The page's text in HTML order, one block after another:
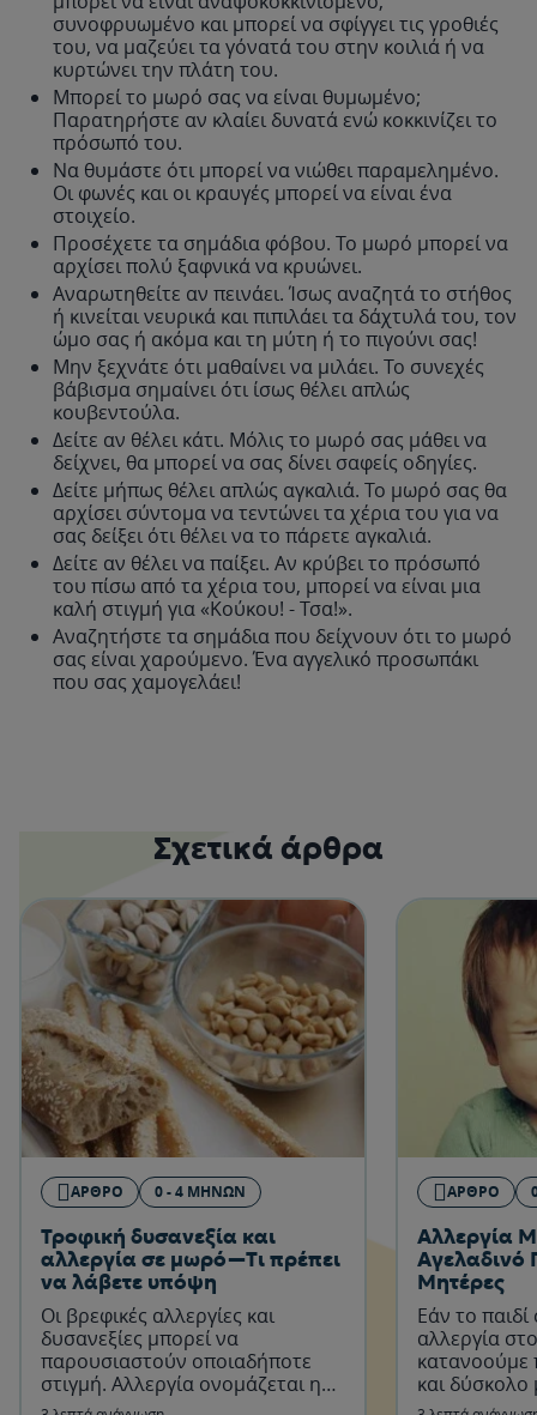
συνοφρυωμένο και μπορεί να σφίγγει τις γροθιές
του, να μαζεύει τα γόνατά του στην κοιλιά ή να
κυρτώνει την πλάτη του.
Μπορεί το μωρό σας να είναι θυμωμένο;
Παρατηρήστε αν κλαίει δυνατά ενώ κοκκινίζει το
πρόσωπό του.
Να θυμάστε ότι μπορεί να νιώθει παραμελημένο.
Οι φωνές και οι κραυγές μπορεί να είναι ένα
στοιχείο.
Προσέχετε τα σημάδια φόβου. Το μωρό μπορεί να
αρχίσει πολύ ξαφνικά να κρυώνει.
Αναρωτηθείτε αν πεινάει. Ίσως αναζητά το στήθος
ή κινείται νευρικά και πιπιλάει τα δάχτυλά του, τον
ώμο σας ή ακόμα και τη μύτη ή το πιγούνι σας!
Μην ξεχνάτε ότι μαθαίνει να μιλάει. Το συνεχές
βάβισμα σημαίνει ότι ίσως θέλει απλώς
κουβεντούλα.
Δείτε αν θέλει κάτι. Μόλις το μωρό σας μάθει να
δείχνει, θα μπορεί να σας δίνει σαφείς οδηγίες.
Δείτε μήπως θέλει απλώς αγκαλιά. Το μωρό σας θα
αρχίσει σύντομα να τεντώνει τα χέρια του για να
σας δείξει ότι θέλει να το πάρετε αγκαλιά.
Δείτε αν θέλει να παίξει. Αν κρύβει το πρόσωπό
του πίσω από τα χέρια του, μπορεί να είναι μια
καλή στιγμή για «Κούκου! - Τσα!».
Αναζητήστε τα σημάδια που δείχνουν ότι το μωρό
σας είναι χαρούμενο. Ένα αγγελικό προσωπάκι
που σας χαμογελάει!
Σχετικά άρθρα
ΆΡΘΡΟ 0 - 4 ΜΗΝΏΝ
Τροφική δυσανεξία και
αλλεργία σε μωρό—Τι πρέπει
να λάβετε υπόψη
Οι βρεφικές αλλεργίες και
δυσανεξίες μπορεί να
παρουσιαστούν οποιαδήποτε
στιγμή. Αλλεργία ονομάζεται η
αντίδραση του ανοσοποιητικού
ΆΡΘΡΟ
Αλλεργία
Αγελαδινό
Μητέρες
Εάν το
αλλεργία
κατανοούμε
και δύσκολο
αυτό.